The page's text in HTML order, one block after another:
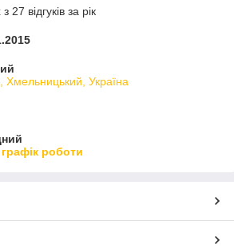
27 відгуків за рік
Хмельницький, Україна
роботи